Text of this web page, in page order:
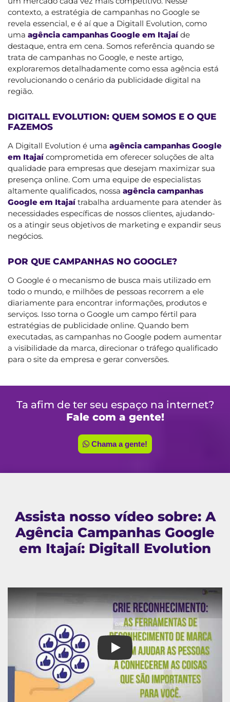
contexto, a estratégia de campanhas no Google se
revela essencial, e é aí que a Digitall Evolution, como
uma agência campanhas Google em Itajaíde
destaque, entra em cena. Somos referência quando se
trata de campanhas no Google, e neste artigo,
exploraremos detalhadamente como essa agência está
revolucionando o cenário da publicidade digital na
região.
DIGITALL EVOLUTION: QUEM SOMOS E O QUE
FAZEMOS
A Digitall Evolution é uma agência campanhas Google
em Itajaícomprometida em oferecer soluções de alta
qualidade para empresas que desejam maximizar sua
presença online. Com uma equipe de especialistas
altamente qualificados, nossa agência campanhas
Google em Itajaítrabalha arduamente para atender às
necessidades específicas de nossos clientes, ajudando-
os a atingir seus objetivos de marketing e expandir seus
negócios.
POR QUE CAMPANHAS NO GOOGLE?
O Google é o mecanismo de busca mais utilizado em
todo o mundo, e milhões de pessoas recorrem a ele
diariamente para encontrar informações, produtos e
serviços. Isso torna o Google um campo fértil para
estratégias de publicidade online. Quando bem
executadas, as campanhas no Google podem aumentar
a visibilidade da marca, direcionar o tráfego qualificado
para o site da empresa e gerar conversões.
Ta afim de ter seu espaço na internet?
Fale com a gente!
Chama a gente!
Assista nosso vídeo sobre: A
Agência Campanhas Google
em Itajaí: Digitall Evolution
A Agência Campanhas